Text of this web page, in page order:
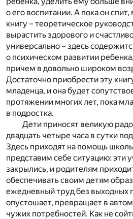
о его воспитании. А пока он
книгу – теоретическое
вырастить здорового и
универсально – здесь
о психическом развитии
причем в довольно широком
Достаточно приобрести эту
младенца, и она будет
протяжении многих лет, пока
в подростка.
Дети приносят великую
двадцать четыре часа в сутки
Здесь приходят на помощь
представим себе ситуацию: эти
закрылись, и родителям
обеспечивать своим детям
ежедневный труд без выходных
опустошает, превращает в
чужих потребностей. Как не